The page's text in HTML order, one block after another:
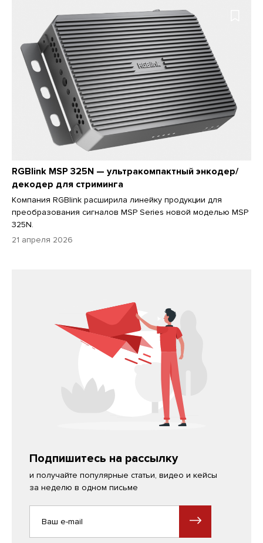
RGBlink MSP 325N — ультракомпактный энкодер/
декодер для стриминга
Компания RGBlink расширила линейку продукции для
преобразования сигналов MSP Series новой моделью MSP
325N.
21 апреля 2026
Подпишитесь на рассылку
и получайте популярные статьи, видео и кейсы
за неделю в одном письме